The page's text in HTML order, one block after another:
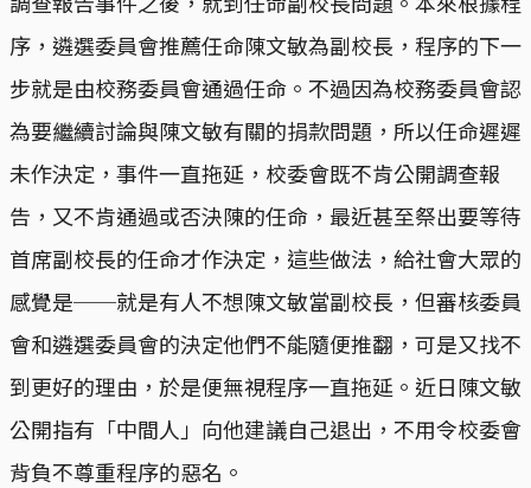
序，遴選委員會推薦任命陳文敏為副校長，程序的下一
步就是由校務委員會通過任命。不過因為校務委員會認
為要繼續討論與陳文敏有關的捐款問題，所以任命遲遲
未作決定，事件一直拖延，校委會既不肯公開調查報
告，又不肯通過或否決陳的任命，最近甚至祭出要等待
首席副校長的任命才作決定，這些做法，給社會大眾的
感覺是──就是有人不想陳文敏當副校長，但審核委員
會和遴選委員會的決定他們不能隨便推翻，可是又找不
到更好的理由，於是便無視程序一直拖延。近日陳文敏
公開指有「中間人」向他建議自己退出，不用令校委會
背負不尊重程序的惡名。